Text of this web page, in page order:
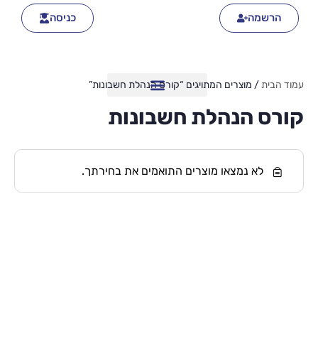
הרשמה כניסה
עמוד הבית/ מוצרים המתויגים “קורס הנהלת חשבונות”
קורס הנהלת חשבונות
לא נמצאו מוצרים התואמים את בחירתך.